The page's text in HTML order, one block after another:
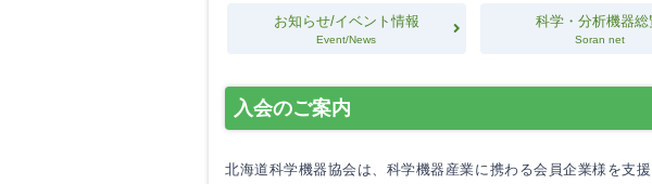
お知らせ/イベント情報
Event/News
科学・分析機器総
Soran net
入会のご案内
北海道科学機器協会は、科学機器産業に携わる会員企業様を支